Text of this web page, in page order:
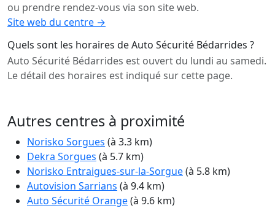
ou prendre rendez-vous via son site web.
Site web du centre →
Quels sont les horaires de Auto Sécurité Bédarrides ?
Auto Sécurité Bédarrides est ouvert du lundi au samedi.
Le détail des horaires est indiqué sur cette page.
Autres centres à proximité
Norisko Sorgues (à 3.3 km)
Dekra Sorgues (à 5.7 km)
Norisko Entraigues-sur-la-Sorgue(à 5.8 km)
Autovision Sarrians (à 9.4 km)
Auto Sécurité Orange(à 9.6 km)